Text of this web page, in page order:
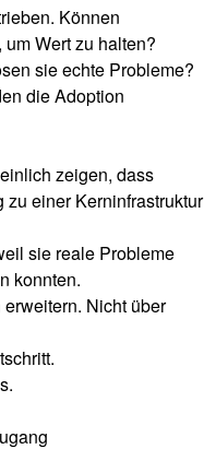
Können
Wert zu halten?
sie echte Probleme?
die Adoption
zeigen, dass
einer Kerninfrastruktur
sie reale Probleme
konnten.
Nicht über